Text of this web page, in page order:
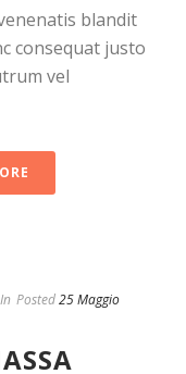
blandit
consequat justo
vel
In Posted25 Maggio